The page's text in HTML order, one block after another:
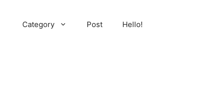
Category Post Hello!